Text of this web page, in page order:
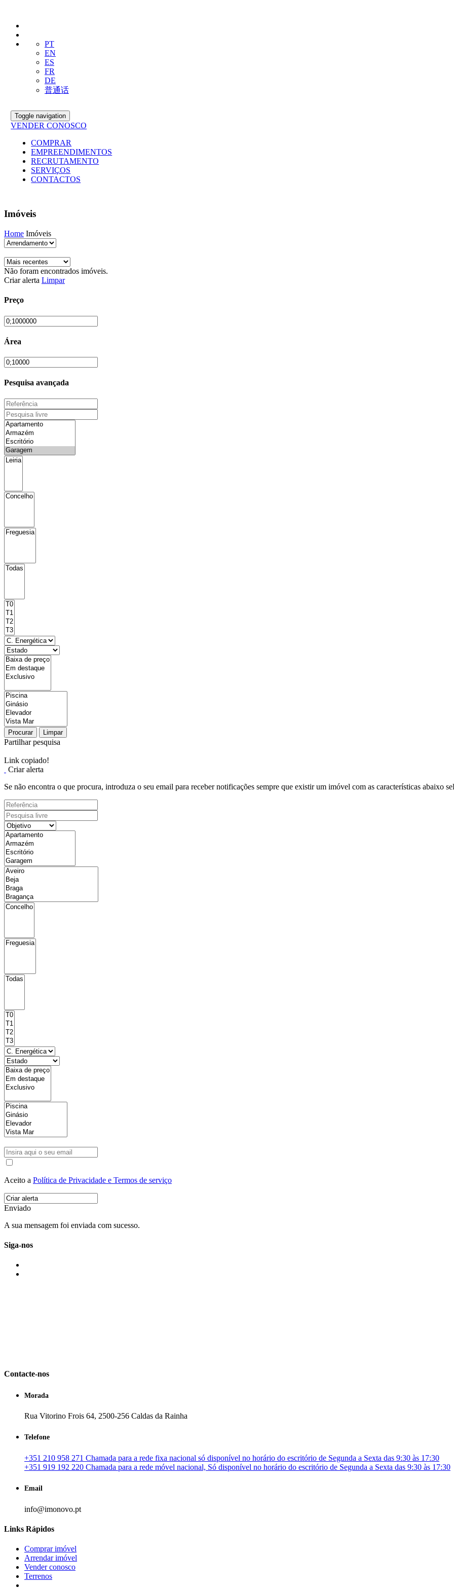
PT
EN
ES
FR
DE
普通话
Toggle navigation
VENDER CONOSCO
COMPRAR
EMPREENDIMENTOS
RECRUTAMENTO
SERVIÇOS
CONTACTOS
Imóveis
Home Imóveis
Não foram encontrados imóveis.
Criar alerta Limpar
Preço
Área
Pesquisa avançada
Procurar Limpar
Partilhar pesquisa
Link copiado!
Criar alerta
Se não encontra o que procura, introduza o seu email para receber notificações sempre que existir um imóvel com as características abaixo
Aceito a Política de Privacidade e Termos de serviço
Enviado
A sua mensagem foi enviada com sucesso.
Siga-nos
Contacte-nos
Morada
Rua Vitorino Frois 64, 2500-256 Caldas da Rainha
Telefone
+351 210 958 271 Chamada para a rede fixa nacional só disponível no horário do escritório de Segunda a Sexta das 9:30 às 17:30
+351 919 192 220 Chamada para a rede móvel nacional, Só disponível no horário do escritório de Segunda a Sexta das 9:30 às 17:30
Email
info@imonovo.pt
Links Rápidos
Comprar imóvel
Arrendar imóvel
Vender conosco
Terrenos